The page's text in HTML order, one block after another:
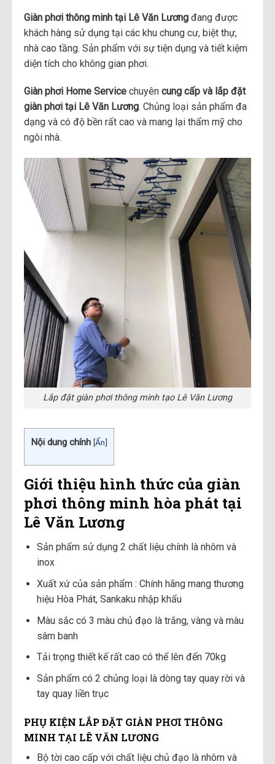
Giàn phơi thông minh tại Lê Văn Lươngđang được
khách hàng sử dụng tại các khu chung cư, biệt thự,
nhà cao tầng. Sản phẩm với sự tiện dụng và tiết kiệm
diện tích cho không gian phơi.
Giàn phơi Home Servicechuyên cung cấp và lắp đặt
giàn phơi tại Lê Văn Lương. Chủng loại sản phẩm đa
dạng và có độ bền rất cao và mang lại thẩm mỹ cho
ngôi nhà.
Lắp đặt giàn phơi thông minh tạo Lê Văn Lương
Nội dung chính [Ẩn]
Giới thiệu hình thức của giàn
phơi thông minh hòa phát tại
Lê Văn Lương
Sản phẩm sử dụng 2 chất liệu chính là nhôm và
inox
Xuất xứ của sản phẩm : Chính hãng mang thương
hiệu Hòa Phát, Sankaku nhập khẩu
Màu sắc có 3 màu chủ đạo là trắng, vàng và màu
sâm banh
Tải trọng thiết kế rất cao có thể lên đến 70kg
Sản phẩm có 2 chủng loại là dòng tay quay rời và
tay quay liền trục
PHỤ KIỆN LẮP ĐẶT GIÀN PHƠI THÔNG
MINH TẠI LÊ VĂN LƯƠNG
Bộ tời cao cấp với chất liệu chủ đạo là nhôm và